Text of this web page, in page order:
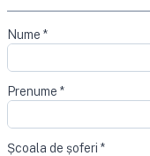
Nume *
Prenume *
Școala de șoferi *